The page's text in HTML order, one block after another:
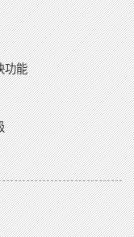
功能